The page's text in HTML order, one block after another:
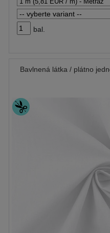
bal.
Bavlnená látka / plátno